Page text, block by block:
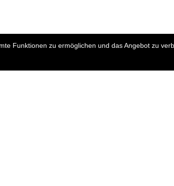
Funktionen zu ermöglichen und das Angebot zu